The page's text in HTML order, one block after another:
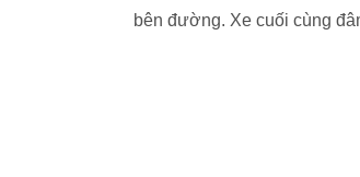
bên đường. Xe cuối cùng